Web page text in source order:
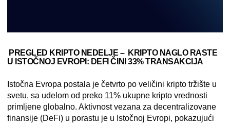
PREGLED KRIPTO NEDELJE – KRIPTO NAGLO RASTE
U ISTOČNOJ EVROPI: DEFI ČINI 33% TRANSAKCIJA
Istočna Evropa postala je četvrto po veličini kripto tržište u
svetu, sa udelom od preko 11% ukupne kripto vrednosti
primljene globalno. Aktivnost vezana za decentralizovane
finansije (DeFi) u porastu je u Istočnoj Evropi, pokazujući